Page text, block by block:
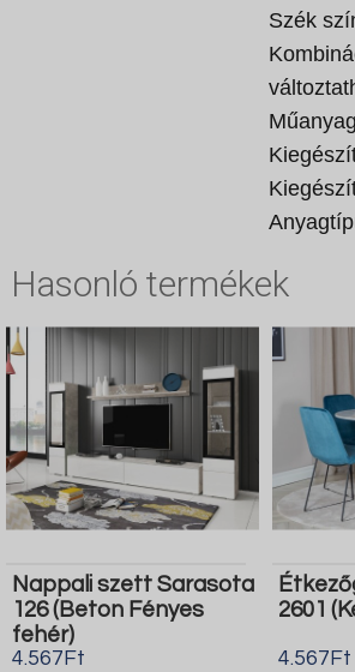
Szék
Hasonló termékek
Nappali szett Sarasota
126 (Beton Fényes
fehér)
4.567Ft
2601
4.567Ft